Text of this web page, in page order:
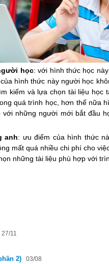
học: với hình thức học
hình thức này người học
kiếm và lựa chọn tài liệu
quá trình học, hơn thế nữa
những người mới bắt đầu
anh: ưu điểm của hình thức
mất quá nhiều chi phí cho
những tài liệu phù hợp với
27/11
2) 03/08